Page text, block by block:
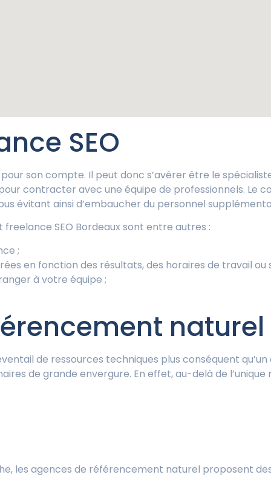
SEO
son compte. Il peut donc s’avérer être le
contracter avec une équipe de professionnels. Le
évitant ainsi d’embaucher du personnel
SEO Bordeaux sont entre autres :
;
en fonction des résultats, des horaires de travail ou
à votre équipe ;
naturel
de ressources techniques plus conséquent
de grande envergure. En effet, au-delà de l’unique
les agences de référencement naturel proposent